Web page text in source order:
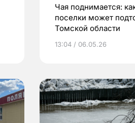
Чая поднимается:
поселки может
Томской области
13:04 / 06.05.26